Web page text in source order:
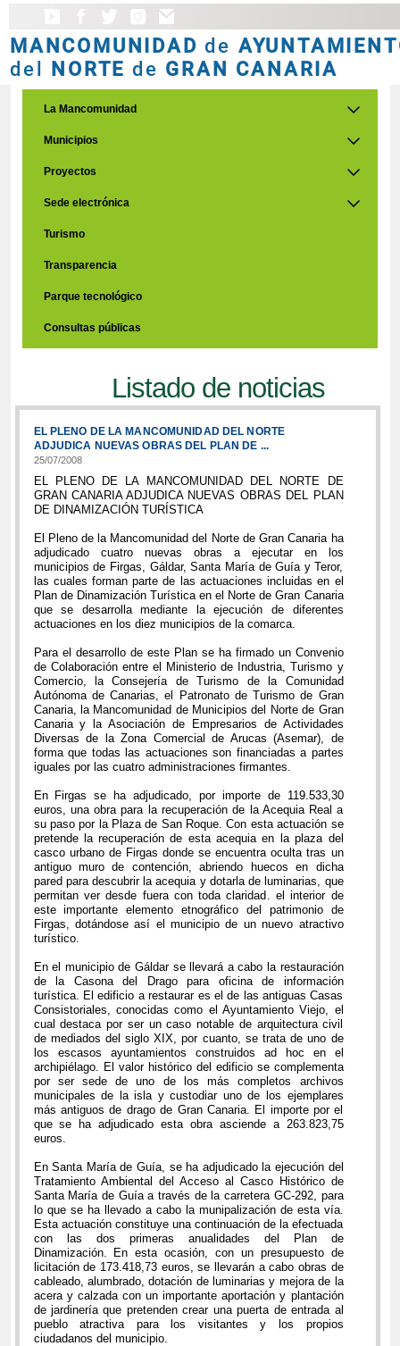
MANCOMUNIDAD de
del NORTE de GRAN CANARIA
La Mancomunidad
Municipios
Proyectos
Sede electrónica
Turismo
Transparencia
Parque tecnológico
Consultas públicas
Listado de noticias
EL PLENO DE LA MANCOMUNIDAD DEL NORTE
ADJUDICA NUEVAS OBRAS DEL PLAN DE ...
25/07/2008
EL PLENO DE LA MANCOMUNIDAD DEL NORTE DE
GRAN CANARIA ADJUDICA NUEVAS OBRAS DEL PLAN
DE DINAMIZACIÓN TURÍSTICA
El Pleno de la Mancomunidad del Norte de Gran Canaria ha
adjudicado cuatro nuevas obras a ejecutar en los
municipios de Firgas, Gáldar, Santa María de Guía y Teror,
las cuales forman parte de las actuaciones incluidas en el
Plan de Dinamización Turística en el Norte de Gran Canaria
que se desarrolla mediante la ejecución de diferentes
actuaciones en los diez municipios de la comarca.
Para el desarrollo de este Plan se ha firmado un Convenio
de Colaboración entre el Ministerio de Industria, Turismo y
Comercio, la Consejería de Turismo de la Comunidad
Autónoma de Canarias, el Patronato de Turismo de Gran
Canaria, la Mancomunidad de Municipios del Norte de Gran
Canaria y la Asociación de Empresarios de Actividades
Diversas de la Zona Comercial de Arucas (Asemar), de
forma que todas las actuaciones son financiadas a partes
iguales por las cuatro administraciones firmantes.
En Firgas se ha adjudicado, por importe de 119.533,30
euros, una obra para la recuperación de la Acequia Real a
su paso por la Plaza de San Roque. Con esta actuación se
pretende la recuperación de esta acequia en la plaza del
casco urbano de Firgas donde se encuentra oculta tras un
antiguo muro de contención, abriendo huecos en dicha
pared para descubrir la acequia y dotarla de luminarias, que
permitan ver desde fuera con toda claridad. el interior de
este importante elemento etnográfico del patrimonio de
Firgas, dotándose así el municipio de un nuevo atractivo
turístico.
En el municipio de Gáldar se llevará a cabo la restauración
de la Casona del Drago para oficina de información
turística. El edificio a restaurar es el de las antiguas Casas
Consistoriales, conocidas como el Ayuntamiento Viejo, el
cual destaca por ser un caso notable de arquitectura civil
de mediados del siglo XIX, por cuanto, se trata de uno de
los escasos ayuntamientos construidos ad hoc en el
archipiélago. El valor histórico del edificio se complementa
por ser sede de uno de los más completos archivos
municipales de la isla y custodiar uno de los ejemplares
más antiguos de drago de Gran Canaria. El importe por el
que se ha adjudicado esta obra asciende a 263.823,75
euros.
En Santa María de Guía, se ha adjudicado la ejecución del
Tratamiento Ambiental del Acceso al Casco Histórico de
Santa María de Guía a través de la carretera GC-292, para
lo que se ha llevado a cabo la munipalización de esta vía.
Esta actuación constituye una continuación de la efectuada
con las dos primeras anualidades del Plan de
Dinamización. En esta ocasión, con un presupuesto de
licitación de 173.418,73 euros, se llevarán a cabo obras de
cableado, alumbrado, dotación de luminarias y mejora de la
acera y calzada con un importante aportación y plantación
de jardinería que pretenden crear una puerta de entrada al
pueblo atractiva para los visitantes y los propios
ciudadanos del municipio.